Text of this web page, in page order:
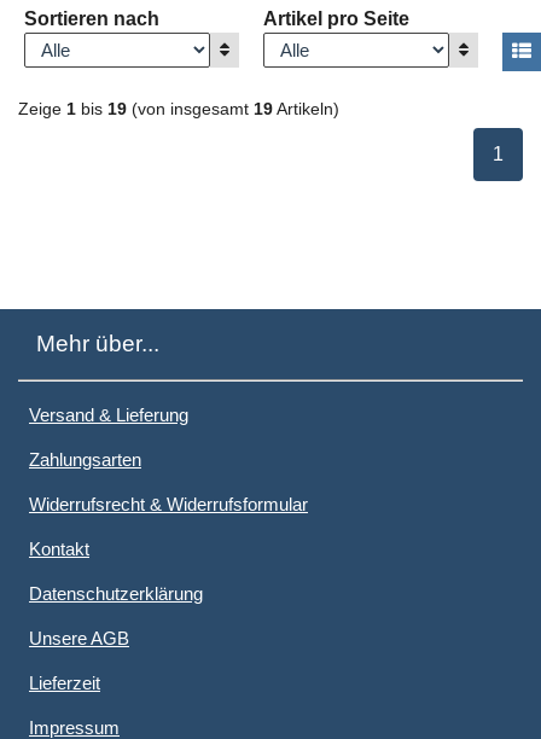
Sortieren nach
Anzeigen
Artikel pro Seite
Anzeigen
Zeige 1 bis 19 (von insgesamt 19 Artikeln)
1
Mehr über...
Versand & Lieferung
Zahlungsarten
Widerrufsrecht & Widerrufsformular
Kontakt
Datenschutzerklärung
Unsere AGB
Lieferzeit
Impressum